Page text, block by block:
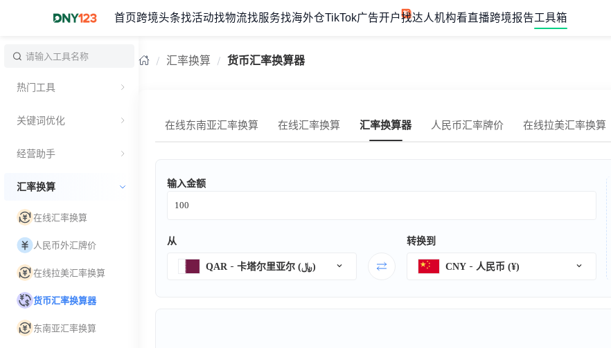
首页 跨境头条找活动找物流找服务找海外仓TikTok广告开户找达人机构看直播跨境报告工具箱
热门工具
关键词优化
经营助手
汇率换算
在线汇率换算
人民币外汇牌价
在线拉美汇率换算
货币汇率换算器
东南亚汇率换算
汇率换算 货币汇率换算器
在线东南亚汇率换算 在线汇率换算 汇率换算器 人民币汇率牌价 在线拉美汇率换算
输入金额
从
QAR 卡塔尔里亚尔 (﷼)
转换到
CNY 人民币 (¥)